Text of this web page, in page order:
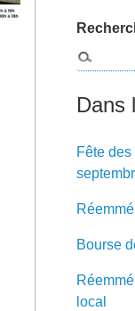
Dans
Fête
Bourse
local